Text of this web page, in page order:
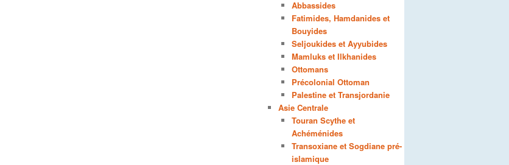
Abbassides
Fatimides, Hamdanides et
Bouyides
Seljoukides et Ayyubides
Mamluks et Ilkhanides
Ottomans
Précolonial Ottoman
Palestine et Transjordanie
Asie Centrale
Touran Scythe et
Achéménides
Transoxiane et Sogdiane pré-
islamique